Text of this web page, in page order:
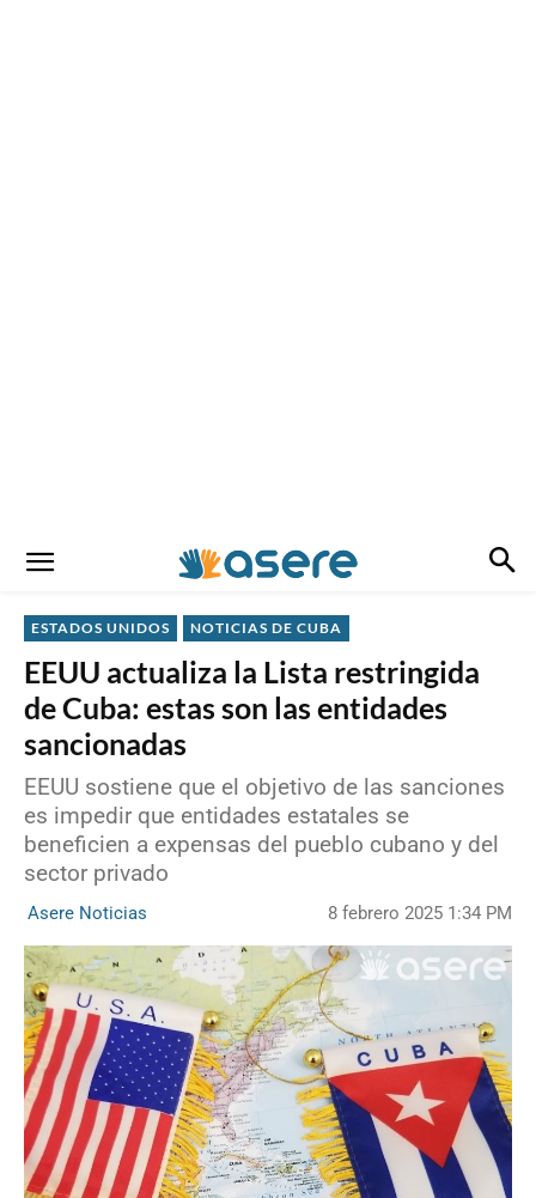
ESTADOS UNIDOS NOTICIAS DE CUBA
EEUU actualiza la Lista restringida
de Cuba: estas son las entidades
sancionadas
EEUU sostiene que el objetivo de las sanciones
es impedir que entidades estatales se
beneficien a expensas del pueblo cubano y del
sector privado
Asere Noticias 8 febrero 2025 1:34 PM